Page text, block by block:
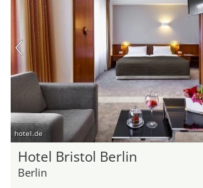
hotel.de
Hotel Bristol Berlin
Berlin